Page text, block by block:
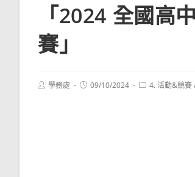
「2024 全國高
賽」
Post學務處
Post09/10/2024
Post4. 活動&競賽